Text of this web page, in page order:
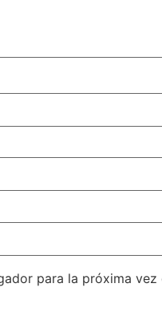
para la próxima vez